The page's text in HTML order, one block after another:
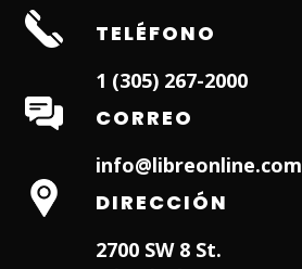
TELÉFONO
1 (305) 267-2000
CORREO
info@libreonline.com
DIRECCIÓN
2700 SW 8 St.